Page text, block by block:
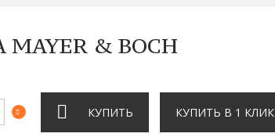
& BOCH
КУПИТЬ КУПИТЬ В 1 КЛИК